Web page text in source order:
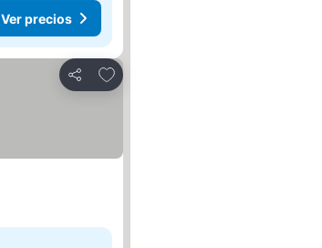
Ver precios
Compartir
Añadir a favoritos